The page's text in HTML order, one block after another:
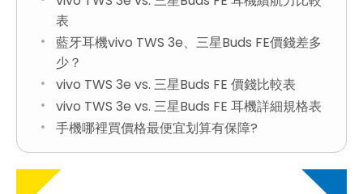
表
藍牙耳機vivo TWS 3e、三星Buds FE價錢差多
少？
vivo TWS 3e vs. 三星Buds FE 價錢比較表
vivo TWS 3e vs. 三星Buds FE 耳機詳細規格表
手機哪裡買價格最便宜划算有保障?